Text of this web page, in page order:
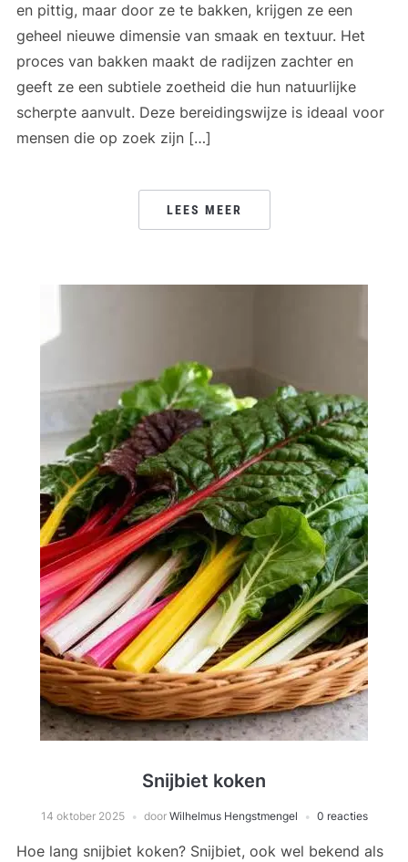
en pittig, maar door ze te bakken, krijgen ze een
geheel nieuwe dimensie van smaak en textuur. Het
proces van bakken maakt de radijzen zachter en
geeft ze een subtiele zoetheid die hun natuurlijke
scherpte aanvult. Deze bereidingswijze is ideaal voor
mensen die op zoek zijn […]
LEES MEER
Snijbiet koken
14 oktober 2025 door Wilhelmus Hengstmengel 0 reacties
Hoe lang snijbiet koken? Snijbiet, ook wel bekend als